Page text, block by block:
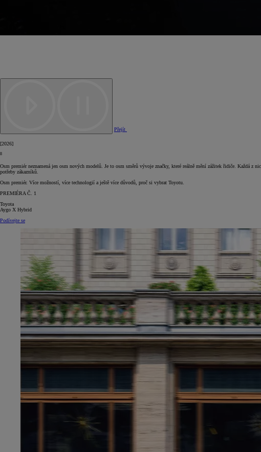
Od399 000 Kčs DPH
vč. zvýhodnění20 000 Kč
50 000 Kč
Přejít
[2026]
8
Osm premiér neznamená jen osm nových modelů. Je to osm směrů vývoje značky, které reálně mění zážitek řidiče.
potřeby zákazníků.
Osm premiér. Více možností, více technologií a ještě více důvodů, proč si vybrat Toyotu.
PREMIÉRA Č. 1
Toyota
Aygo X Hybrid
Podívejte se